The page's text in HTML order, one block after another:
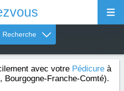
Recherche
avec votre Pédicure à
Bourgogne-Franche-Comté).